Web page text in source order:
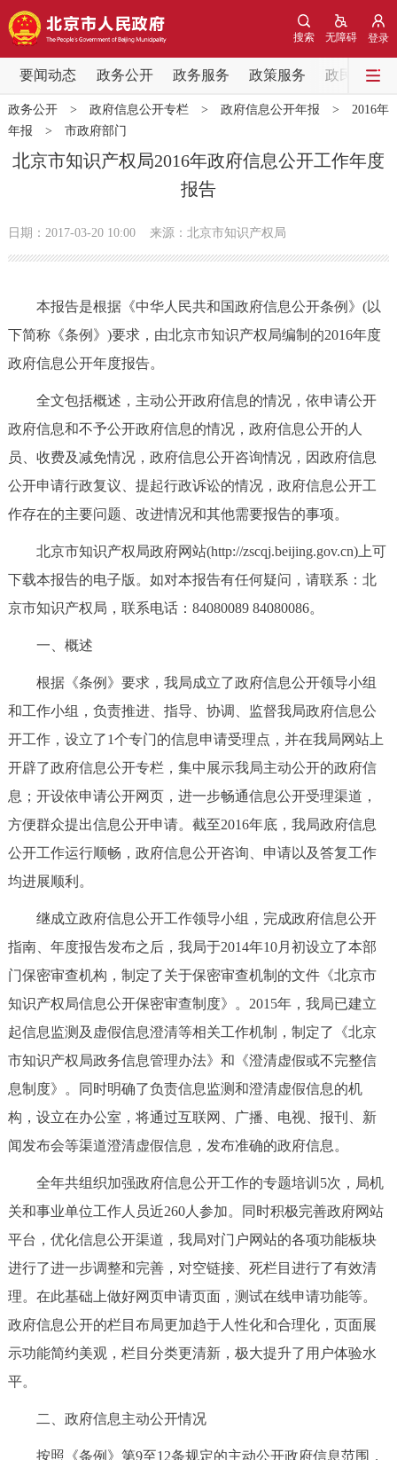
登录
无障碍
搜索
要闻动态 政务公开 政务服务 政策服务 政民互动
要闻动态
党中央精神 国务院信息 中央部委动态
北京要闻 会议信息 部门动态
市领导 机构职能 政策服务
政策兑现
决策公开 专题公开
政务服务
个人服务 法人服务 部门服务
便民服务 利企服务 投资项目
中介服务 阳光政务
12345网上接诉即办 我要咨询 我要建议
参与调查 在线访谈 图说互动
走进北京
北京概况 十六区概览 人文北京
多语种
DEUTSCH РУССКИЙ ЯЗЫК
ESPAÑOL العربية PORTUGUÊS
ITALIANO
回到顶部
政务公开> 政府信息公开专栏> 政府信息公开年报 > 2016年
年报 > 市政府部门
北京市知识产权局2016年政府信息公开工作年度
报告
日期：2017-03-20 10:00 来源：北京市知识产权局
本报告是根据《中华人民共和国政府信息公开条例》(以
下简称《条例》)要求，由北京市知识产权局编制的2016年度
政府信息公开年度报告。
全文包括概述，主动公开政府信息的情况，依申请公开
政府信息和不予公开政府信息的情况，政府信息公开的人
员、收费及减免情况，政府信息公开咨询情况，因政府信息
公开申请行政复议、提起行政诉讼的情况，政府信息公开工
作存在的主要问题、改进情况和其他需要报告的事项。
北京市知识产权局政府网站(http://zscqj.beijing.gov.cn)上可
下载本报告的电子版。如对本报告有任何疑问，请联系：北
京市知识产权局，联系电话：84080089 84080086。
一、概述
根据《条例》要求，我局成立了政府信息公开领导小组
和工作小组，负责推进、指导、协调、监督我局政府信息公
开工作，设立了1个专门的信息申请受理点，并在我局网站上
开辟了政府信息公开专栏，集中展示我局主动公开的政府信
息；开设依申请公开网页，进一步畅通信息公开受理渠道，
方便群众提出信息公开申请。截至2016年底，我局政府信息
公开工作运行顺畅，政府信息公开咨询、申请以及答复工作
均进展顺利。
继成立政府信息公开工作领导小组，完成政府信息公开
指南、年度报告发布之后，我局于2014年10月初设立了本部
门保密审查机构，制定了关于保密审查机制的文件《北京市
知识产权局信息公开保密审查制度》。2015年，我局已建立
起信息监测及虚假信息澄清等相关工作机制，制定了《北京
市知识产权局政务信息管理办法》和《澄清虚假或不完整信
息制度》。同时明确了负责信息监测和澄清虚假信息的机
构，设立在办公室，将通过互联网、广播、电视、报刊、新
闻发布会等渠道澄清虚假信息，发布准确的政府信息。
全年共组织加强政府信息公开工作的专题培训5次，局机
关和事业单位工作人员近260人参加。同时积极完善政府网站
平台，优化信息公开渠道，我局对门户网站的各项功能板块
进行了进一步调整和完善，对空链接、死栏目进行了有效清
理。在此基础上做好网页申请页面，测试在线申请功能等。
政府信息公开的栏目布局更加趋于人性化和合理化，页面展
示功能简约美观，栏目分类更清新，极大提升了用户体验水
平。
二、政府信息主动公开情况
按照《条例》第9至12条规定的主动公开政府信息范围，